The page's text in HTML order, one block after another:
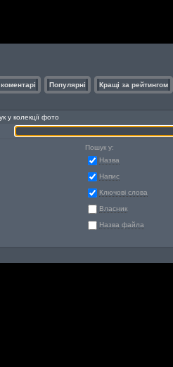
Популярні Кращі за рейтингом
у колекції фото
Пошук у:
Назва
Напис
Ключові слова
Власник
Назва файла